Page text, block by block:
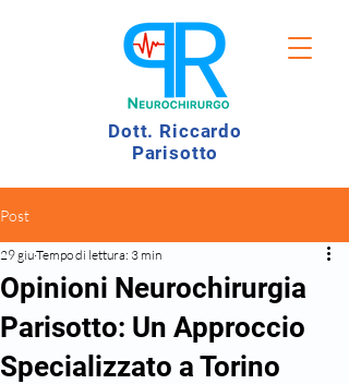
Dott. Riccardo
Parisotto
Post
Opinioni Neurochirurgia
Parisotto: Un Approccio
Specializzato a Torino
29 giuTempo di lettura: 3 min